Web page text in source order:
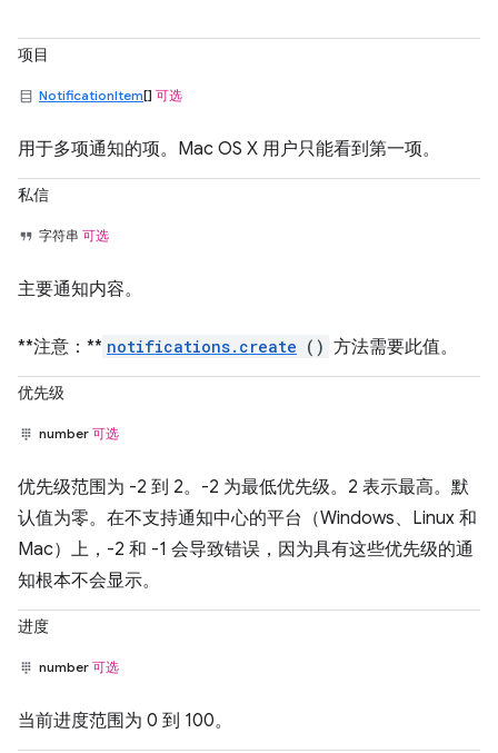
项目
NotificationItem[] 可选
用于多项通知的项。Mac OS X 用户只能看到第一项。
私信
字符串 可选
主要通知内容。
**注意：** notifications.create () 方法需要此值。
优先级
number 可选
优先级范围为 -2 到 2。-2 为最低优先级。2 表示最高。默
认值为零。在不支持通知中心的平台（Windows、Linux 和
Mac）上，-2 和 -1 会导致错误，因为具有这些优先级的通
知根本不会显示。
进度
number 可选
当前进度范围为 0 到 100。